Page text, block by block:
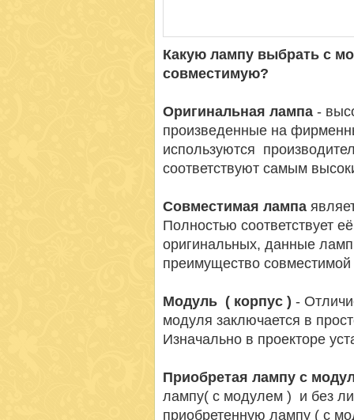
Какую лампу выбрать с
совместимую?
Оригинальная лампа -
произведенные на
используются
соответствуют самым
Совместимая лампа
Полностью соответствует
оригинальных, данные
преимущество
Модуль ( корпус ) -
модуля заключается в
Изначально в проекторе
Приобретая лампу с
лампу( с модулем ) и без
приобретенную лампу ( с